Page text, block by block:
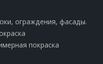
ограждения, фасады.
покраска